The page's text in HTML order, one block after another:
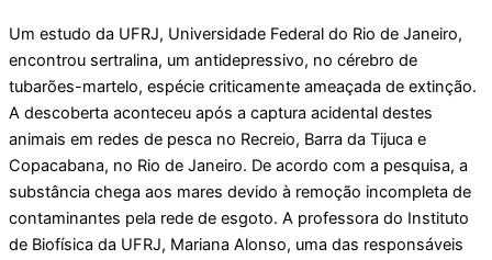
Um estudo da UFRJ, Universidade Federal do Rio de Janeiro,
encontrou sertralina, um antidepressivo, no cérebro de
tubarões-martelo, espécie criticamente ameaçada de extinção.
A descoberta aconteceu após a captura acidental destes
animais em redes de pesca no Recreio, Barra da Tijuca e
Copacabana, no Rio de Janeiro. De acordo com a pesquisa, a
substância chega aos mares devido à remoção incompleta de
contaminantes pela rede de esgoto. A professora do Instituto
de Biofísica da UFRJ, Mariana Alonso, uma das responsáveis